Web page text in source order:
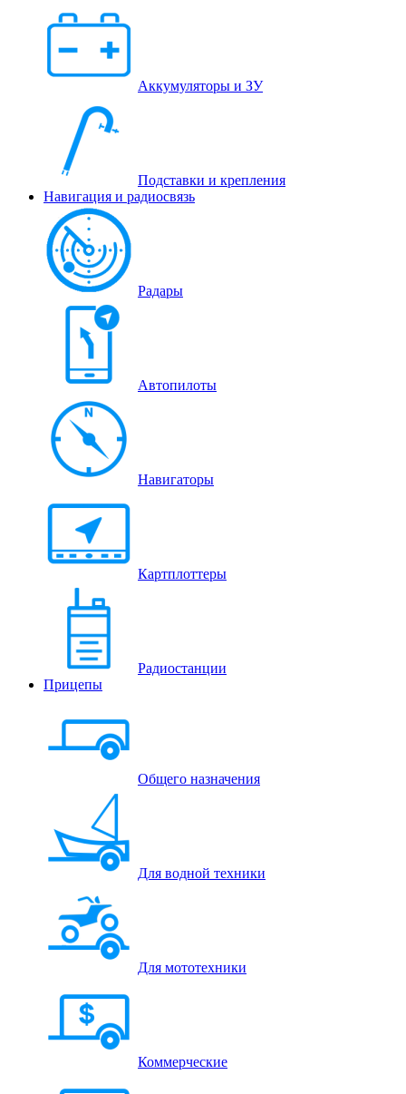
Аккумуляторы и ЗУ
Подставки и крепления
Навигация и радиосвязь
Радары
Автопилоты
Навигаторы
Картплоттеры
Радиостанции
Прицепы
Общего назначения
Для водной техники
Для мототехники
Коммерческие